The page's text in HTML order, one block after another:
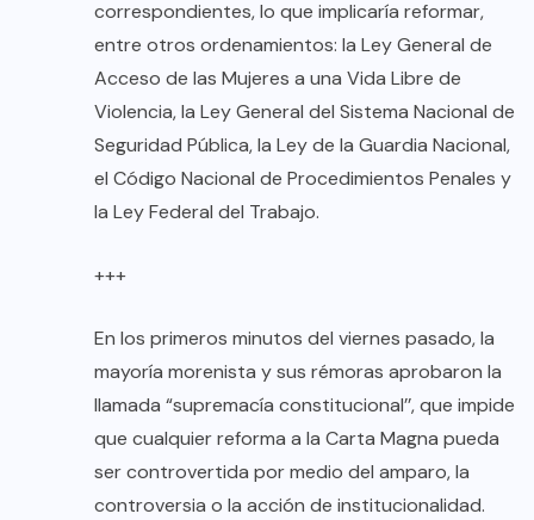
correspondientes, lo que implicaría reformar,
entre otros ordenamientos: la Ley General de
Acceso de las Mujeres a una Vida Libre de
Violencia, la Ley General del Sistema Nacional de
Seguridad Pública, la Ley de la Guardia Nacional,
el Código Nacional de Procedimientos Penales y
la Ley Federal del Trabajo.
+++
En los primeros minutos del viernes pasado, la
mayoría morenista y sus rémoras aprobaron la
llamada “supremacía constitucional’’, que impide
que cualquier reforma a la Carta Magna pueda
ser controvertida por medio del amparo, la
controversia o la acción de institucionalidad.